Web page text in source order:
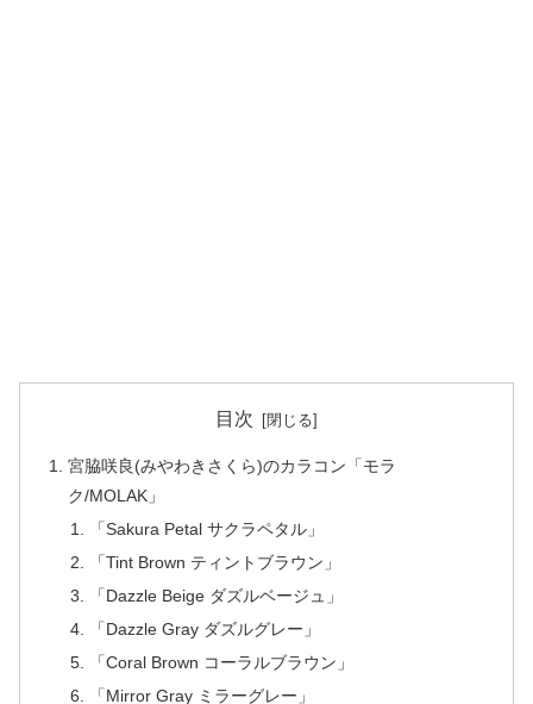
目次
宮脇咲良(みやわきさくら)のカラコン「モラ
ク/MOLAK」
「Sakura Petal サクラペタル」
「Tint Brown ティントブラウン」
「Dazzle Beige ダズルベージュ」
「Dazzle Gray ダズルグレー」
「Coral Brown コーラルブラウン」
「Mirror Gray ミラーグレー」